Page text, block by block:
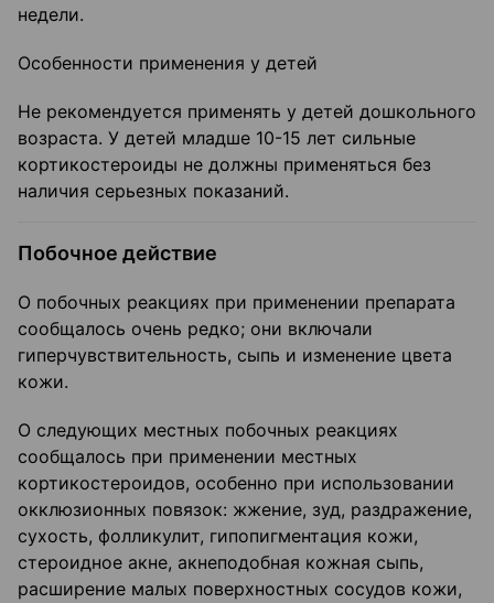
недели.
Особенности применения у детей
Не рекомендуется применять у детей дошкольного
возраста. У детей младше 10-15 лет сильные
кортикостероиды не должны применяться без
наличия серьезных показаний.
Побочное действие
О побочных реакциях при применении препарата
сообщалось очень редко; они включали
гиперчувствительность, сыпь и изменение цвета
кожи.
О следующих местных побочных реакциях
сообщалось при применении местных
кортикостероидов, особенно при использовании
окклюзионных повязок: жжение, зуд, раздражение,
сухость, фолликулит, гипопигментация кожи,
стероидное акне, акнеподобная кожная сыпь,
расширение малых поверхностных сосудов кожи,